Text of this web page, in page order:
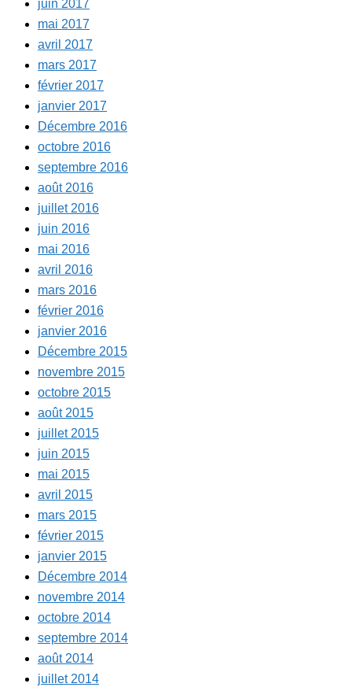
juin 2017
mai 2017
avril 2017
mars 2017
février 2017
janvier 2017
Décembre 2016
octobre 2016
septembre 2016
août 2016
juillet 2016
juin 2016
mai 2016
avril 2016
mars 2016
février 2016
janvier 2016
Décembre 2015
novembre 2015
octobre 2015
août 2015
juillet 2015
juin 2015
mai 2015
avril 2015
mars 2015
février 2015
janvier 2015
Décembre 2014
novembre 2014
octobre 2014
septembre 2014
août 2014
juillet 2014